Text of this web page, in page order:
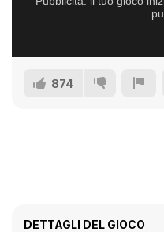
874
DETTAGLI DEL GIOCO